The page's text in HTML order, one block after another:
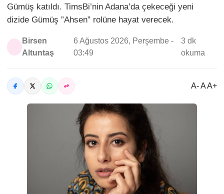
Gümüş katıldı. TimsBi’nin Adana’da çekeceği yeni
dizide Gümüş ”Ahsen” rolüne hayat verecek.
Birsen
Altuntaş
6 Ağustos 2026, Perşembe -
03:49
3 dk
okuma
A- A A+